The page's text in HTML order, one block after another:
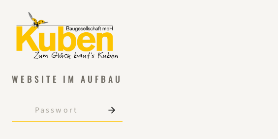
WEBSITE IM AUFBAU